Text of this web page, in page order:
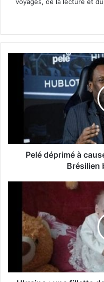
Pelé déprimé à
Brésilien